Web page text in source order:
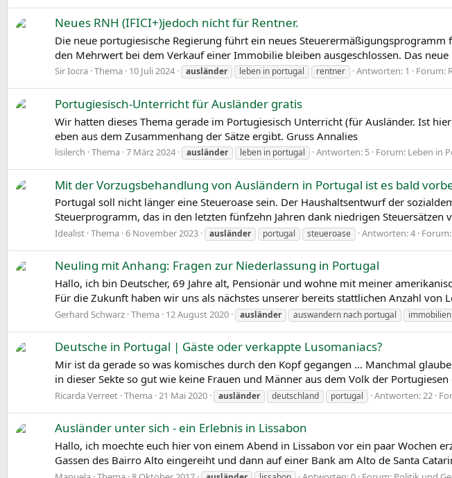
Neues RNH (IFICI+)jedoch nicht für Rentner.
Die neue portugiesische Regierung führt ein neues
den Mehrwert bei dem Verkauf einer Immobilie bleiben ausgeschlossen. Das
Sir Iocra Thema 10 Juli 2024 ausländer leben in portugal rentner Antworten: 1 Forum:
Portugiesisch-Unterricht für Ausländer gratis
Wir hatten dieses Thema gerade im Portugiesisch Unterricht (für Ausländer. Ist
eben aus dem Zusammenhang der Sätze ergibt. Gruss Annalies
lisilerch Thema 7 März 2024 ausländer leben in portugal Antworten: 5 Forum: Leben in
Mit der Vorzugsbehandlung von Ausländern in Portugal ist es bald
Portugal soll nicht länger eine Steueroase sein. Der Haushaltsentwurf der
Steuerprogramm, das in den letzten fünfzehn Jahren dank niedrigen Steuersätzen
Idealist Thema 6 November 2023 ausländer portugal steueroase Antworten: 4 Forum:
Neuling mit Anhang: Fragen zur Niederlassung in Portugal
Hallo, ich bin Deutscher, 69 Jahre alt, Pensionär und wohne mit meiner
Für die Zukunft haben wir uns als nächstes unserer bereits stattlichen Anzahl von
Gerhard Schwarz Thema 12 August 2020 ausländer auswandern nach portugal
Deutsche in Portugal | Gäste oder verkappte Lusomaniacs?
Mir ist da gerade so was komisches durch den Kopf gegangen ... Manchmal
in dieser Sekte so gut wie keine Frauen und Männer aus dem Volk der
Ricarda Verreet Thema 21 Mai 2020 ausländer deutschland portugal Antworten: 22
Ausländer unter sich - ein Erlebnis in Lissabon
Hallo, ich moechte euch hier von einem Abend in Lissabon vor ein paar Wochen
Gassen des Bairro Alto eingereiht und dann auf einer Bank am Alto de Santa